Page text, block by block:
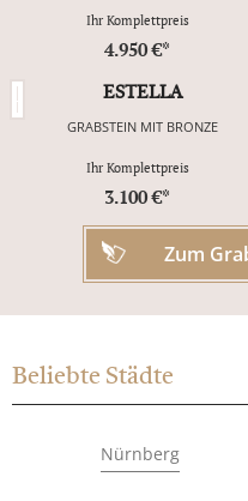
Ihr Komplettpreis
4.950 €*
ESTELLA
GRABSTEIN MIT BRONZE
Ihr Komplettpreis
3.100 €*
Zum
Beliebte Städte
Nürnberg